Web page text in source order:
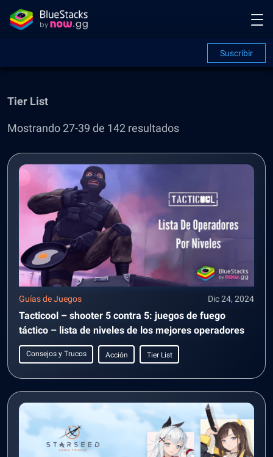
Suscribir
Tier List
Mostrando 27-39 de 142 resultados
Guías de Juegos Dic 24, 2024
Tacticool – shooter 5 contra 5: juegos de fuego
táctico – lista de niveles de los mejores operadores
Consejos y Trucos Acción Tier List